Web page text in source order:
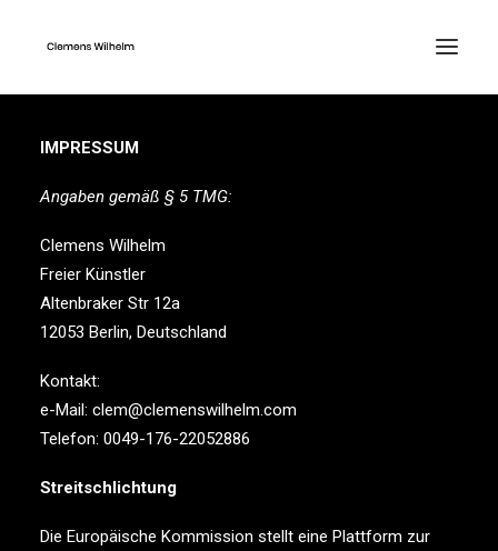
IMPRESSUM
Angaben gemäß § 5 TMG:
Clemens Wilhelm
Freier Künstler
Altenbraker Str 12a
12053 Berlin, Deutschland
Kontakt:
e-Mail: clem@clemenswilhelm.com
Telefon: 0049-176-22052886
Streitschlichtung
Die Europäische Kommission stellt eine Plattform zur